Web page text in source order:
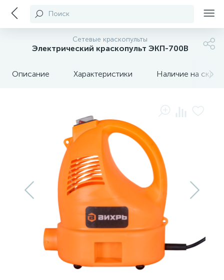
Поиск
Сетевые краскопульты
Электрический краскопульт ЭКП-700В
Описание Характеристики Наличие на